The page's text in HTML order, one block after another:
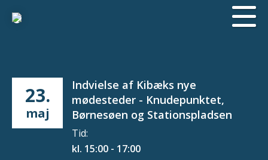
23.
maj
Indvielse af Kibæks nye
mødesteder - Knudepunktet,
Børnesøen og Stationspladsen
Tid:
kl. 15:00 - 17:00